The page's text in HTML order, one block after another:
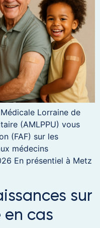
Médicale Lorraine de
(AMLPPU) vous
(FAF) sur les
médecins
En présentiel à Metz
sur
en cas